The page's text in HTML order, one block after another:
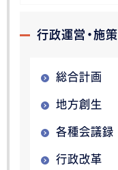
行政運営・施策
総合計画
地方創生
各種会議録
行政改革